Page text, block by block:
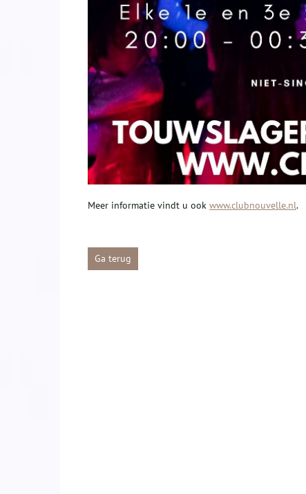
Meer informatie vindt u ook www.clubnouvelle.nl.
Ga terug